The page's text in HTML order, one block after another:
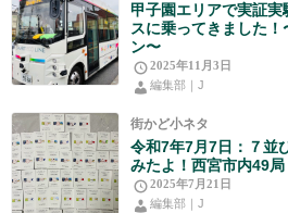
甲子園エリアで実証
スに乗ってきました
ン〜
2025年11月3日
編集部｜J
街かど小ネタ
令和7年7月7日：７並
みたよ！西宮市内49局
2025年7月21日
編集部｜J